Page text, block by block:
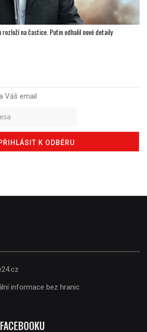
na častice. Putin odhalil nové detaily
Váš email
informace bez hranic